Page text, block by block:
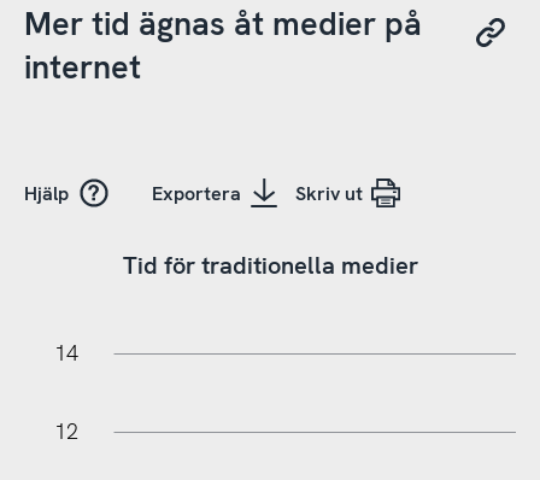
Mer tid ägnas åt medier på
internet
Hjälp Exportera Skriv ut
Tid för traditionella medier
14
12